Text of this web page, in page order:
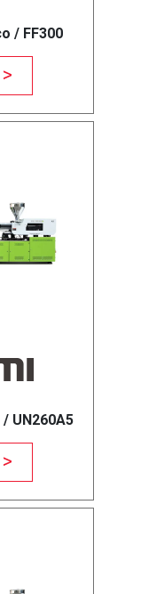
/ FF300
UN260A5